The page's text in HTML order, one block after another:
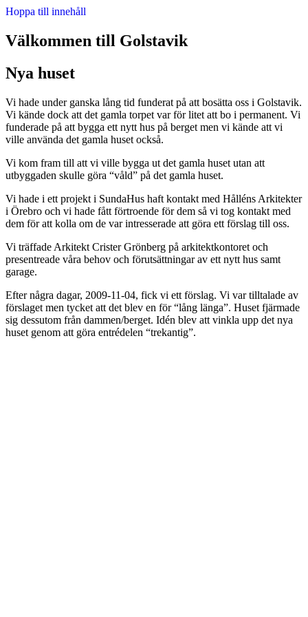
Hoppa till innehåll
Välkommen till Golstavik
Nya huset
Vi hade under ganska lång tid funderat på att bosätta oss i Golstavik.
Vi kände dock att det gamla torpet var för litet att bo i permanent. Vi
funderade på att bygga ett nytt hus på berget men vi kände att vi
ville använda det gamla huset också.
Vi kom fram till att vi ville bygga ut det gamla huset utan att
utbyggaden skulle göra “våld” på det gamla huset.
Vi hade i ett projekt i SundaHus haft kontakt med Hålléns Arkitekter
i Örebro och vi hade fått förtroende för dem så vi tog kontakt med
dem för att kolla om de var intresserade att göra ett förslag till oss.
Vi träffade Arkitekt Crister Grönberg på arkitektkontoret och
presentreade våra behov och förutsättningar av ett nytt hus samt
garage.
Efter några dagar, 2009-11-04, fick vi ett förslag. Vi var tilltalade av
förslaget men tycket att det blev en för “lång länga”. Huset fjärmade
sig dessutom från dammen/berget. Idén blev att vinkla upp det nya
huset genom att göra entrédelen “trekantig”.